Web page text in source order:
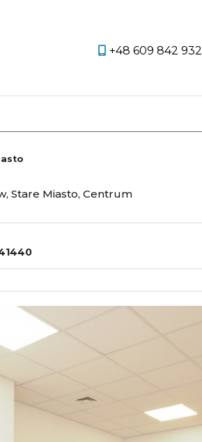
+48 609 842 932
Stare Miasto, Centrum